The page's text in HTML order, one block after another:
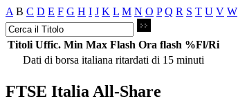
A B C D E F G H I J K L M N O P Q R S T U V W
Titoli Uffic. Min Max Flash Ora flash %Fl/Ri
Dati di borsa italiana ritardati di 15 minuti
FTSE Italia All-Share